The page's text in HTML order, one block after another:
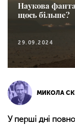
Наукова
щось більше?
29.09.2024
МИКОЛА
У перші дні